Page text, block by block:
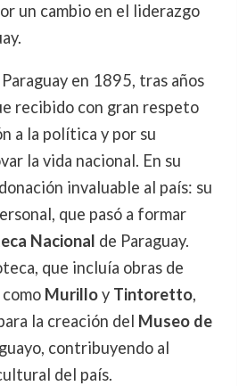
un cambio en el liderazgo
en 1895, tras años
recibido con gran respeto
a la política y por su
la vida nacional. En su
invaluable al país: su
que pasó a formar
Nacional de Paraguay.
que incluía obras de
Murilloy Tintoretto,
la creación del Museo de
contribuyendo al
del país.